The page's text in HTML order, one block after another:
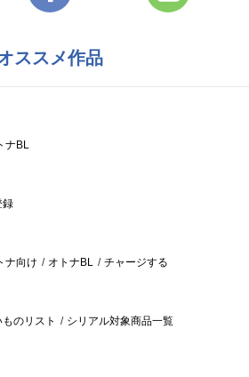
ススメ作品
ナBL
録
ナ向け オトナBL チャージする
のリスト シリアル対象商品一覧